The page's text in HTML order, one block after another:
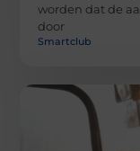
worden dat de
door
Smartclub